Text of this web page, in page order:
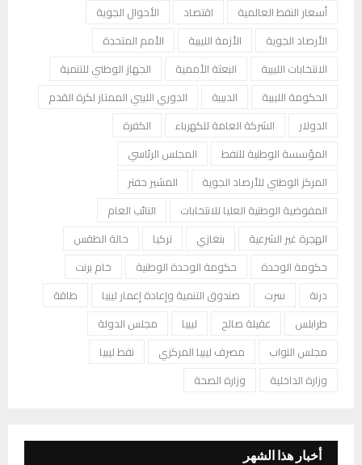
أسعار النفط العالمية
اقتصاد
الأحوال الجوية
الأرصاد الجوية
الأزمة الليبية
الأمم المتحدة
الانتخابات الليبية
البعثة الأممية
الجهاز الوطني للتنمية
الحكومة الليبية
الدبيبة
الدوري الليبي الممتاز لكرة القدم
الدولار
الشركة العامة للكهرباء
الكفرة
المؤسسة الوطنية للنفط
المجلس الرئاسي
المركز الوطني للأرصاد الجوية
المشير حفتر
المفوضية الوطنية العليا للانتخابات
النائب العام
الهجرة غير الشرعية
بنغازي تركيا
حالة الطقس
حكومة الوحدة
حكومة الوحدة الوطنية
خام برنت
درنة
سرت صندوق التنمية وإعادة إعمار ليبيا
طاقة
طرابلس
عقيلة صالح ليبيا
مجلس الدولة
مجلس النواب
مصرف ليبيا المركزي
نفط ليبيا
وزارة الداخلية
وزارة الصحة
أخبار هذا الشهر